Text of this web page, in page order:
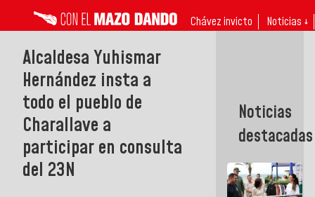
Chávez invicto Noticias ↓
Alcaldesa Yuhismar
Hernández insta a
todo el pueblo de
Charallave a
participar en consulta
del 23N ‎
Noticias
destacadas